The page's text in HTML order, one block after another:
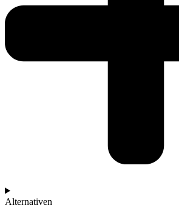
Alternativen